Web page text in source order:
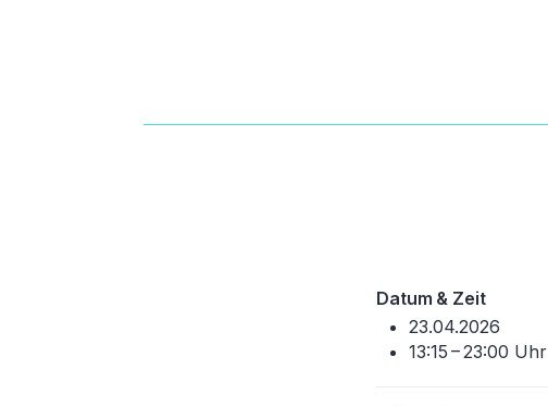
Datum & Zeit
23.04.2026
13:15 – 23:00 Uhr